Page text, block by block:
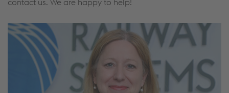
contact us. We are happy to help!